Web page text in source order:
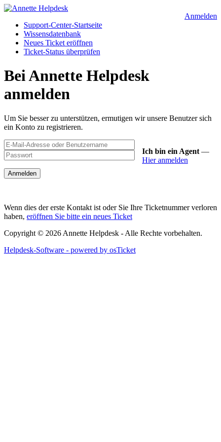
Anmelden
Support-Center-Startseite
Wissensdatenbank
Neues Ticket eröffnen
Ticket-Status überprüfen
Bei Annette Helpdesk
anmelden
Um Sie besser zu unterstützen, ermutigen wir unsere Benutzer sich
ein Konto zu registrieren.
Ich bin ein Agent —
Hier anmelden
Wenn dies der erste Kontakt ist oder Sie Ihre Ticketnummer verloren
haben, eröffnen Sie bitte ein neues Ticket
Copyright © 2026 Annette Helpdesk - Alle Rechte vorbehalten.
Helpdesk-Software - powered by osTicket